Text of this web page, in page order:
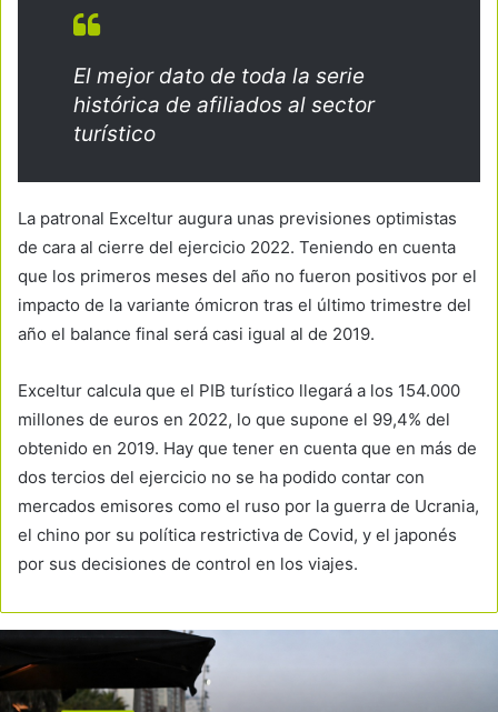
El mejor dato de toda la serie
histórica de afiliados al sector
turístico
La patronal Exceltur augura unas previsiones optimistas
de cara al cierre del ejercicio 2022. Teniendo en cuenta
que los primeros meses del año no fueron positivos por el
impacto de la variante ómicron tras el último trimestre del
año el balance final será casi igual al de 2019.
Exceltur calcula que el PIB turístico llegará a los 154.000
millones de euros en 2022, lo que supone el 99,4% del
obtenido en 2019. Hay que tener en cuenta que en más de
dos tercios del ejercicio no se ha podido contar con
mercados emisores como el ruso por la guerra de Ucrania,
el chino por su política restrictiva de Covid, y el japonés
por sus decisiones de control en los viajes.